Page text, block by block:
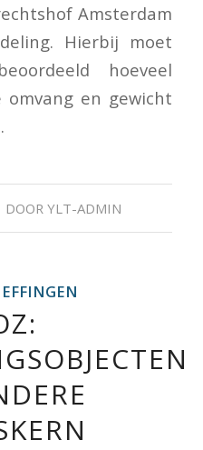
Amsterdam
Hierbij moet
hoeveel
en gewicht
DOORYLT-ADMIN